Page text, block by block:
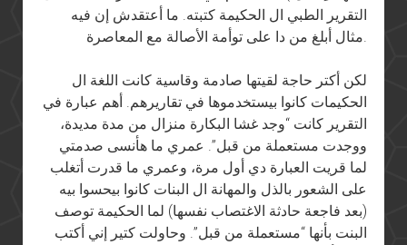
التقرير الطبي ال الحكيمة كتبته. ما أعتقدش إن فيه
مثال أبلغ من دا على توأمة الأصالة مع المعاصرة.
لكن أكتر حاجة لقيتها صادمة وقاسية كانت اللغة ال
الحكيمات كانوا بيستخدموها في تقاريرهم. أهم عبارة في
التقرير كانت “وجد غشا البكارة منزال من مدة مديدة،
ووجدت مستعملة من قبل”. عمري ما هأنسى صدمتي
لما قريت العبارة دي أول مرة، وعمري ما قدرت أتغلب
على الشعور بالذل والمهانة ال البنات كانوا بيحسوا بيه
(بعد فاجعة حادثة الاغتصاب نفسها) لما الحكيمة توصف
البنت بأنها “مستعملة من قبل”. وحاولت كتير إني أكتب